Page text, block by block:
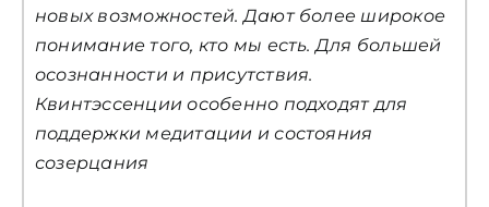
новых возможностей. Дают более широкое
понимание того, кто мы есть. Для большей
осознанности и присутствия.
Квинтэссенции особенно подходят для
поддержки медитации и состояния
созерцания